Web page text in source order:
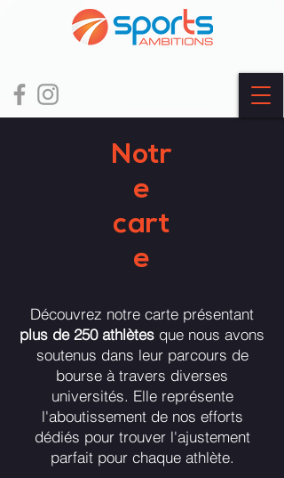
Notr
e
cart
e
Découvrez notre carte présentant
plus de 250 athlètes que nous avons
soutenus dans leur parcours de
bourse à travers diverses
universités. Elle représente
l'aboutissement de nos efforts
dédiés pour trouver l'ajustement
parfait pour chaque athlète.